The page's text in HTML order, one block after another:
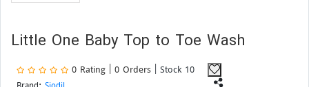
Little One Baby Top to Toe Wash
0 Rating | 0 Orders | Stock 10